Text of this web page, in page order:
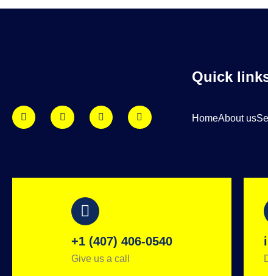
Quick
HomeAbout us
+1 (407) 406-0540
Give us a call